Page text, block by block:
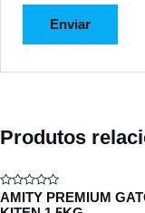
Produtos
Avaliação
0
AMITY PREMIUM